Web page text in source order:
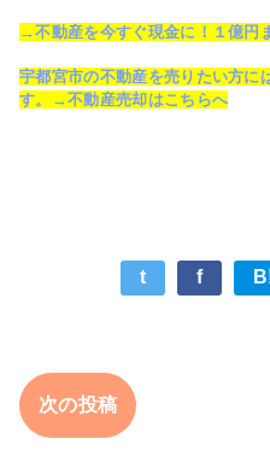
→不動産を今すぐ現金に！１億円
宇都宮市の不動産を売りたい方
す。→不動産売却はこちらへ
t f
次の投稿